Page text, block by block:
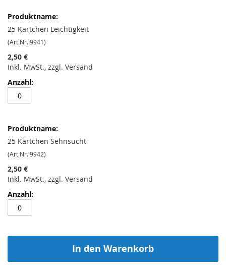
25 Kärtchen Leichtigkeit
(Art.Nr. 9941)
2,50 €
Inkl. MwSt., zzgl. Versand
25 Kärtchen Sehnsucht
(Art.Nr. 9942)
2,50 €
Inkl. MwSt., zzgl. Versand
In den Warenkorb